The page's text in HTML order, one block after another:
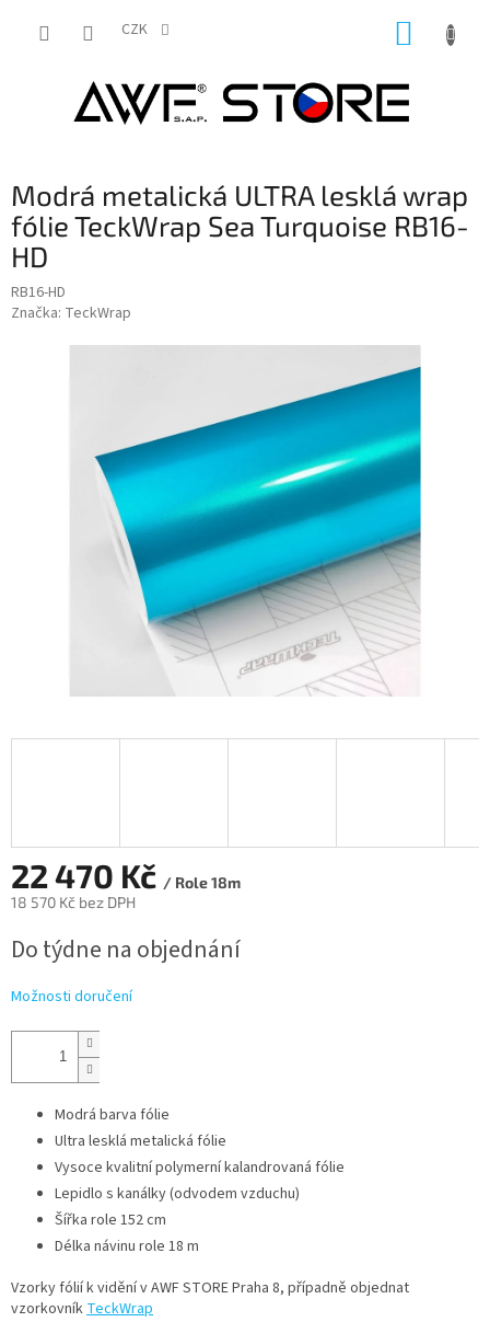
CZK
Modrá metalická ULTRA lesklá wrap
fólie TeckWrap Sea Turquoise RB16-
HD
RB16-HD
Značka: TeckWrap
22 470 Kč / Role 18m
18 570 Kč bez DPH
cena:
Do týdne na objednání
Možnosti doručení
Modrá barva fólie
Ultra lesklá metalická fólie
Vysoce kvalitní polymerní kalandrovaná fólie
Lepidlo s kanálky (odvodem vzduchu)
Šířka role 152 cm
Délka návinu role 18 m
Vzorky fólií k vidění v AWF STORE Praha 8, případně objednat
vzorkovníkTeckWrap